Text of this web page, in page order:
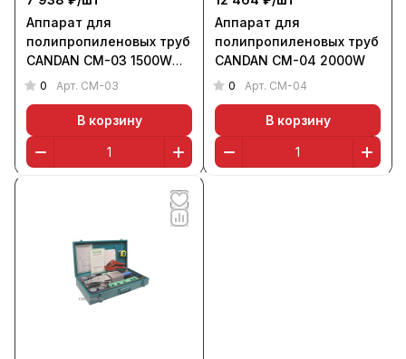
Аппарат для
полипропиленовых труб
CANDAN CM-03 1500W
(220 В, 16-63 мм, 1500
0 Арт. CM-03
В корзину
Аппарат для
полипропиленовых труб
CANDAN CM-04 2000W
0 Арт. CM-04
В корзину